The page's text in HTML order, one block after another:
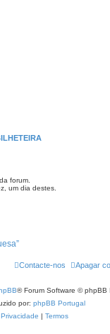
forum.
um dia destes.
Apagar
Contacte-nos
® Forum Software © phpBB
por: phpBB Portugal
Privacidade | Termos